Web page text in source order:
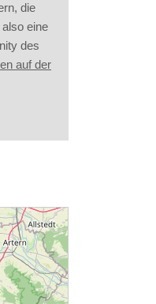
die
eine
des
auf der